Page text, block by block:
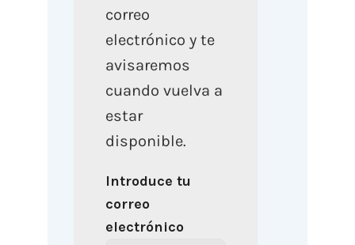
correo
electrónico y te
avisaremos
cuando vuelva a
estar
disponible.
Introduce tu
correo
electrónico